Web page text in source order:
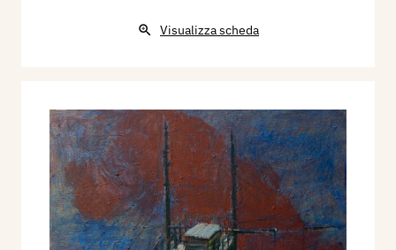
Visualizza scheda